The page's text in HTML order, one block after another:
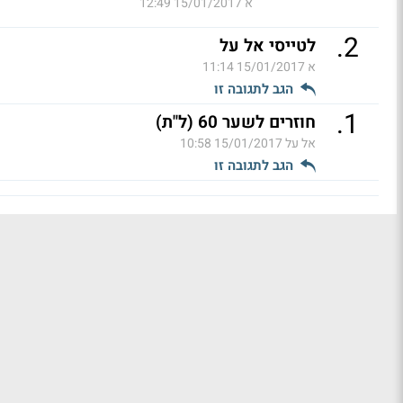
2
. לטייסי אל על
א 15/01/2017 11:14
הגב לתגובה זו
1
. חוזרים לשער 60 (ל"ת)
אל על15/01/2017 10:58
הגב לתגובה זו